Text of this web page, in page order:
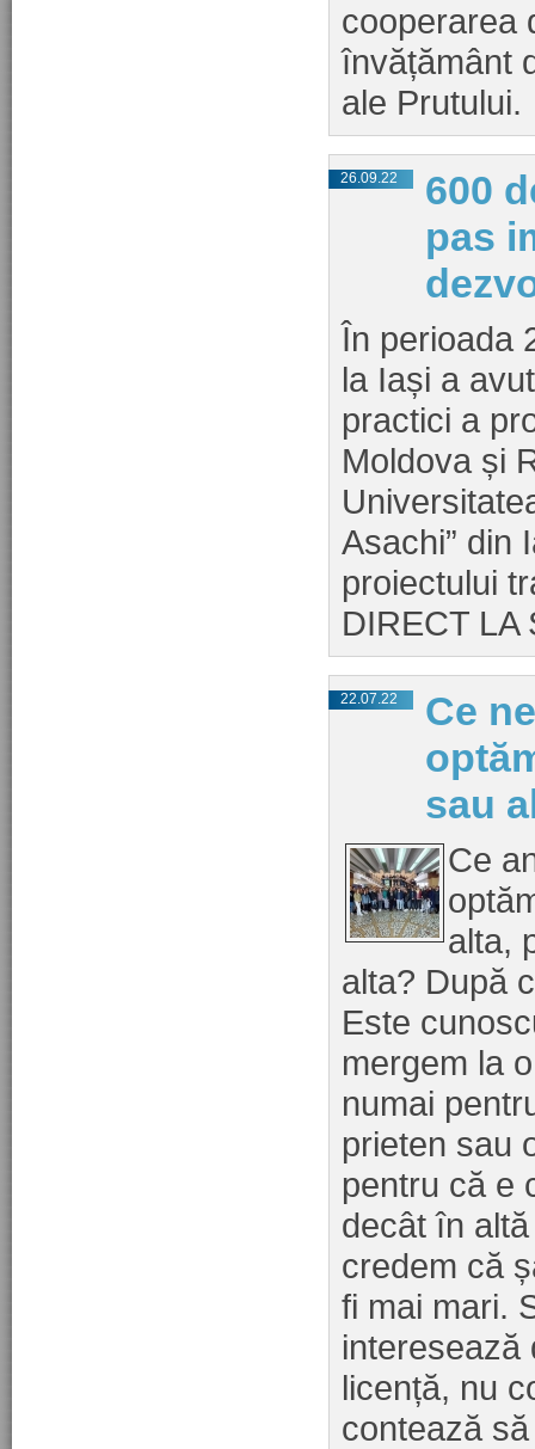
cooperarea
învățământ
ale Prutului.
600
pas
În perioada
la Iași a
practici a
Moldova și
Asachi” din
proiectului
DIRECT LA
26.09.22
Ce
sau
Ce
alta,
alta? După
Este
mergem la
numai
prieten sau
pentru că e
decât în
credem că
fi mai mari.
interesează
licență, nu
contează
22.07.22